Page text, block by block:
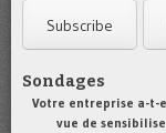
Sondages
Votre entreprise a-t-
vue de